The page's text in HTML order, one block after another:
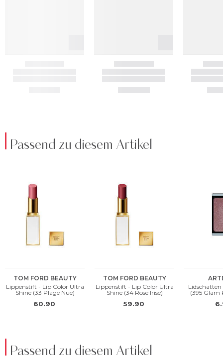
Passend zu diesem Artikel
Passend zu diesem Artikel